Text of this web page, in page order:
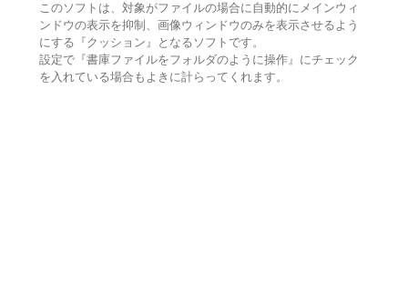
このソフトは、対象がファイルの場合に自動的にメインウィ
ンドウの表示を抑制、画像ウィンドウのみを表示させるよう
にする『クッション』となるソフトです。
設定で『書庫ファイルをフォルダのように操作』にチェック
を入れている場合もよきに計らってくれます。